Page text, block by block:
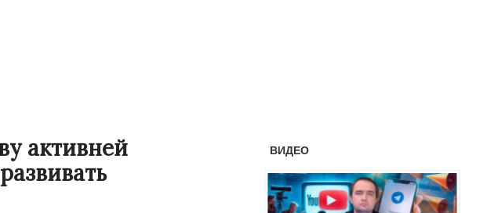
активней
ВИДЕО